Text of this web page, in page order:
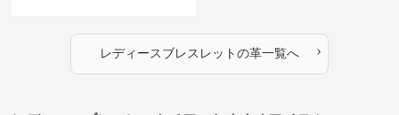
レディースブレスレット の革一覧へ ›